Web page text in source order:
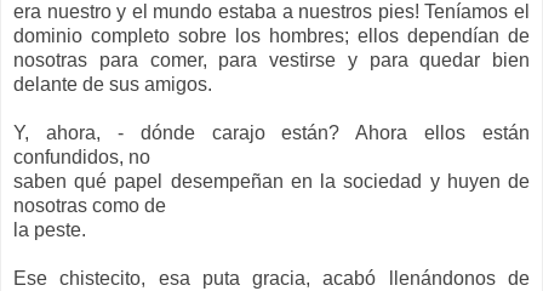
era nuestro y el mundo estaba a nuestros pies! Teníamos el
dominio completo sobre los hombres; ellos dependían de
nosotras para comer, para vestirse y para quedar bien
delante de sus amigos.
Y, ahora, - dónde carajo están? Ahora ellos están
confundidos, no
saben qué papel desempeñan en la sociedad y huyen de
nosotras como de
la peste.
Ese chistecito, esa puta gracia, acabó llenándonos de